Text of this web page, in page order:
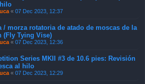
« 07 Dec 2023, 12:37
/ morza rotatoria de atado de moscas de la
(Fly Tying Vise)
« 07 Dec 2023, 12:36
Series MKII #3 de 10.6 pies: Revisión
al hilo
« 07 Dec 2023, 12:29